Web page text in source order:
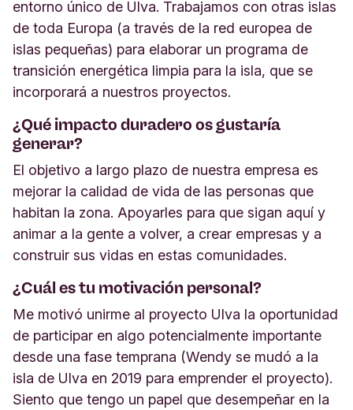
entorno único de Ulva. Trabajamos con otras islas
de toda Europa (a través de la red europea de
islas pequeñas) para elaborar un programa de
transición energética limpia para la isla, que se
incorporará a nuestros proyectos.
¿Qué impacto duradero os gustaría
generar?
El objetivo a largo plazo de nuestra empresa es
mejorar la calidad de vida de las personas que
habitan la zona. Apoyarles para que sigan aquí y
animar a la gente a volver, a crear empresas y a
construir sus vidas en estas comunidades.
¿Cuál es tu motivación personal?
Me motivó unirme al proyecto Ulva la oportunidad
de participar en algo potencialmente importante
desde una fase temprana (Wendy se mudó a la
isla de Ulva en 2019 para emprender el proyecto).
Siento que tengo un papel que desempeñar en la